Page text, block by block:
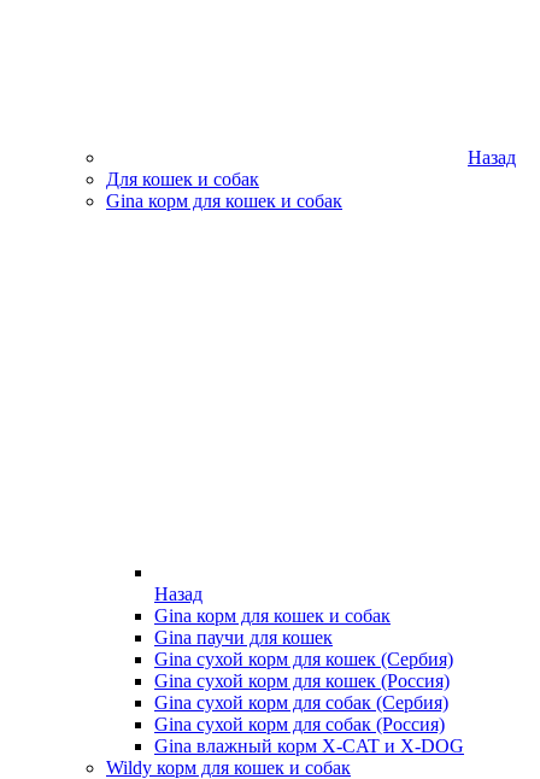
Назад
Для кошек и собак
Gina корм для кошек и собак
Назад
Gina корм для кошек и собак
Gina паучи для кошек
Gina сухой корм для кошек (Сербия)
Gina сухой корм для кошек (Россия)
Gina сухой корм для собак (Сербия)
Gina сухой корм для собак (Россия)
Gina влажный корм X-CAT и X-DOG
Wildy корм для кошек и собак